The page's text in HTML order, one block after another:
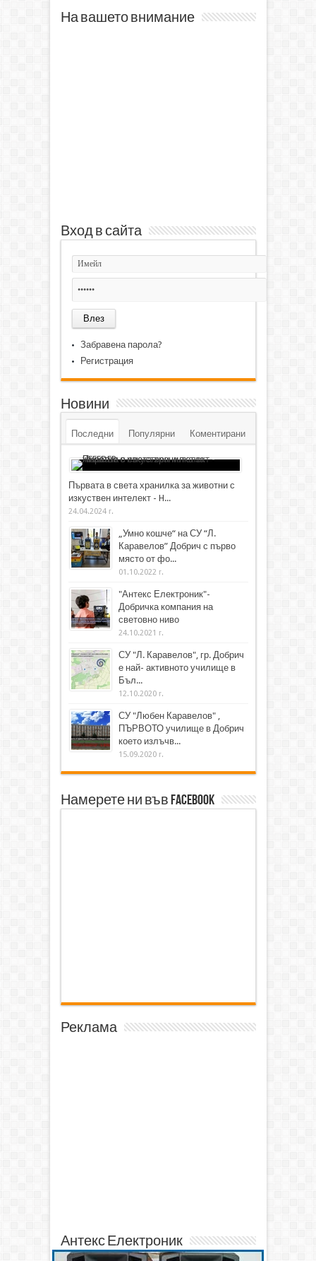
На вашето внимание
Вход в сайта
Забравена парола?
Регистрация
Новини
Последни Популярни Коментирани
Първата в света хранилка за животни с
изкуствен интелект - H...
24.04.2024 г.
„Умно кошче“ на СУ “Л.
Каравелов” Добрич с първо
място от фо...
01.10.2022 г.
"Антекс Електроник"-
Добричка компания на
световно ниво
24.10.2021 г.
СУ "Л. Каравелов", гр. Добрич
е най- активното училище в
Бъл...
12.10.2020 г.
СУ "Любен Каравелов" ,
ПЪРВОТО училище в Добрич
което излъчв...
15.09.2020 г.
Намерете ни във Facebook
Реклама
Антекс Електроник